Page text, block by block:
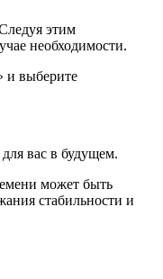
этим
необходимости.
и выберите
вас в будущем.
может быть
стабильности и